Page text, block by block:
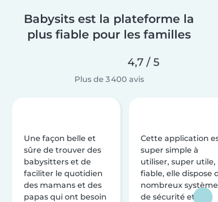
Babysits est la plateforme la
plus fiable pour les familles
4,7 / 5
Plus de 3 400 avis
Une façon belle et
sûre de trouver des
babysitters et de
faciliter le quotidien
des mamans et des
papas qui ont besoin
Cette application
super simple à
utiliser, super utile,
fiable, elle dispose
nombreux
de sécurité et de